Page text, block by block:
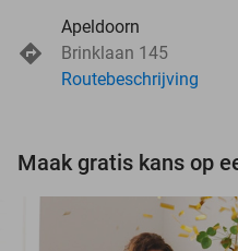
Apeldoorn
Brinklaan 145
Routebeschrijving